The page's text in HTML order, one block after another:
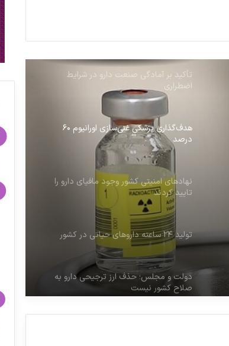
هدف‌گذاری پزشکی غنی‌سازی اورانیوم ۶۰
درصد
نهادهای امنیتی کشور وجود مافیای دارو را
تایید کردند
تولید ۲۴ ساعته داروهای حیاتی در کشور
دولت و مجلس؛ حذف ارز ترجیحی دارو به
صلاح کشور نیست
افزایش سرسام‌آور قیمت دارو در سال مهار
تورم